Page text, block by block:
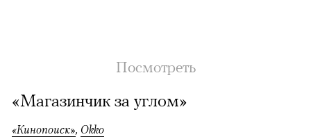
Посмотреть
«Магазинчик за углом»
«Кинопоиск», Okko